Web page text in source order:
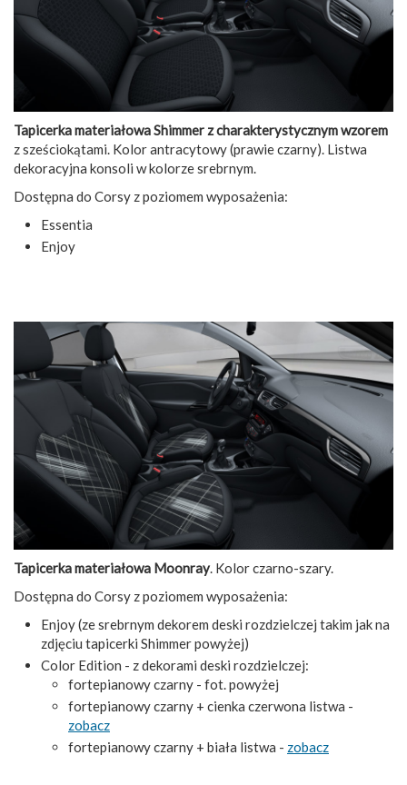
Tapicerka materiałowa Shimmer z charakterystycznym wzorem
z sześciokątami. Kolor antracytowy (prawie czarny). Listwa
dekoracyjna konsoli w kolorze srebrnym.
Dostępna do Corsy z poziomem wyposażenia:
Essentia
Enjoy
Tapicerka materiałowa Moonray. Kolor czarno-szary.
Dostępna do Corsy z poziomem wyposażenia:
Enjoy (ze srebrnym dekorem deski rozdzielczej takim jak na
zdjęciu tapicerki Shimmer powyżej)
Color Edition - z dekorami deski rozdzielczej:
fortepianowy czarny - fot. powyżej
fortepianowy czarny + cienka czerwona listwa -
zobacz
fortepianowy czarny + biała listwa - zobacz